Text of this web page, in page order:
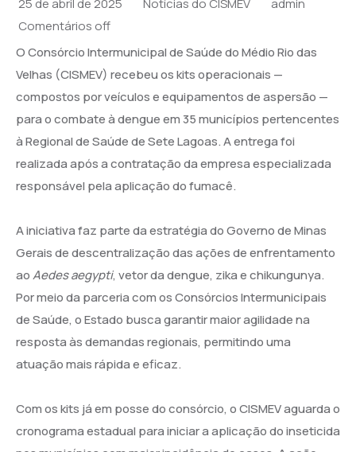
Vacina mais Minas
25 de abril de 2025 Notícias do CISMEV
admin
Comentários off
O Consórcio Intermunicipal de Saúde do Médio Rio das
Velhas (CISMEV) recebeu os kits operacionais —
compostos por veículos e equipamentos de aspersão —
para o combate à dengue em 35 municípios pertencentes
à Regional de Saúde de Sete Lagoas. A entrega foi
realizada após a contratação da empresa especializada
responsável pela aplicação do fumacê.
A iniciativa faz parte da estratégia do Governo de Minas
Gerais de descentralização das ações de enfrentamento
aoAedes aegypti, vetor da dengue, zika e chikungunya.
Por meio da parceria com os Consórcios Intermunicipais
de Saúde, o Estado busca garantir maior agilidade na
resposta às demandas regionais, permitindo uma
atuação mais rápida e eficaz.
Com os kits já em posse do consórcio, o CISMEV aguarda o
cronograma estadual para iniciar a aplicação do inseticida